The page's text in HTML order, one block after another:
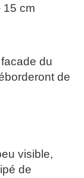
15 cm
du
de
visible,
de